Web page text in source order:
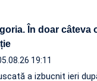
În doar câteva
19:11
a izbucnit ieri